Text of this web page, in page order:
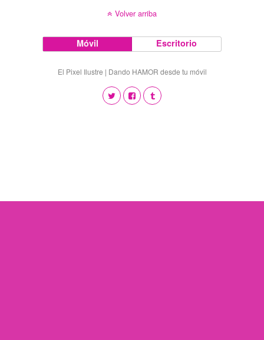
Volver arriba
Móvil Escritorio
El Pixel Ilustre | Dando HAMOR desde tu móvil